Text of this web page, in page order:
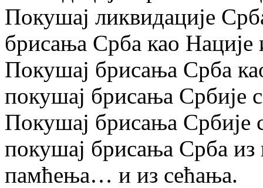
Покушај ликвидације
брисања Срба као Нације
Покушај брисања Срба
покушај брисања Србије
Покушај брисања Србије
покушај брисања Срба из
памћења… и из сећања.